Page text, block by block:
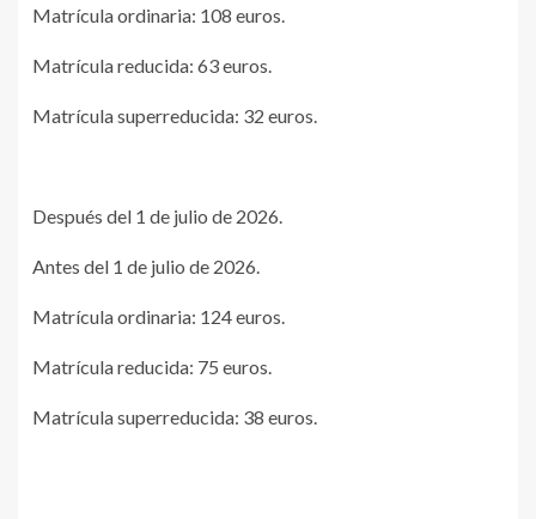
Matrícula ordinaria: 108 euros.
Matrícula reducida: 63 euros.
Matrícula superreducida: 32 euros.
Después del 1 de julio de 2026.
Antes del 1 de julio de 2026.
Matrícula ordinaria: 124 euros.
Matrícula reducida: 75 euros.
Matrícula superreducida: 38 euros.